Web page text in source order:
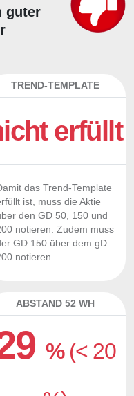
guter
TREND-TEMPLATE
erfüllt
das Trend-Template
ist, muss die Aktie
den GD 50, 150 und
notieren. Zudem muss
GD 150 über dem gD
notieren.
ABSTAND 52 WH
% (< 20